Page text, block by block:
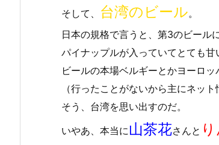
そして、 台湾のビール。
日本の規格で言うと、第3のビール
パイナップルが入っていてとても甘
ビールの本場ベルギーとかヨーロッ
（行ったことがないから主にネット
そう、台湾を思い出すのだ。
いやあ、本当に山茶花さんと